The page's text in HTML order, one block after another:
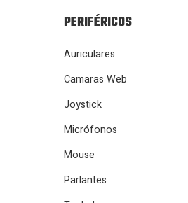
PERIFÉRICOS
Auriculares
Camaras Web
Joystick
Micrófonos
Mouse
Parlantes